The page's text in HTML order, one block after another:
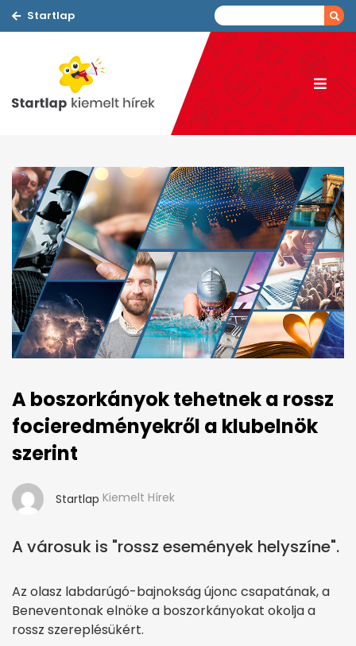
Startlap
A boszorkányok tehetnek a rossz
focieredményekről a klubelnök
szerint
Startlap Kiemelt Hírek
A városuk is "rossz események helyszíne".
Az olasz labdarúgó-bajnokság újonc csapatának, a
Beneventonak elnöke a boszorkányokat okolja a
rossz szereplésükért.